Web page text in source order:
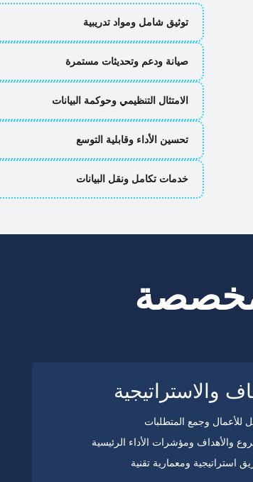
تحليل المتطلبات والتخطيط الاستراتيجي
تصميم واجهة مستخدم متمحورة حول المستخدم
معمارية نظام قوية ونمذجة قواعد البيانات
تنفيذ منطق الأعمال وأتمتة سير العمل
أمان على مستوى المؤسسات وضوابط الوصول
والاستراتيجية
للأعمال وجمع المتطلبات
والأهداف ومؤشرات الأداء الرئيسية
استراتيجية ومعمارية تقنية